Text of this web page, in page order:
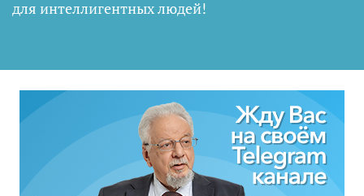
для интеллигентных людей!